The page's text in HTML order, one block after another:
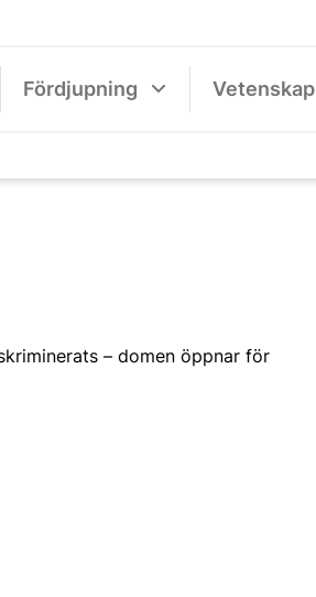
Fördjupning Vetenskap